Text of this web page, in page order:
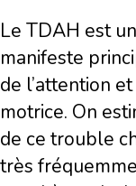
Le TDAH est
manifeste
de l’attention
motrice. On
de ce trouble
très